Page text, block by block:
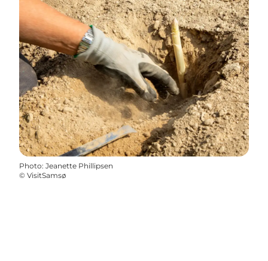
Photo: Jeanette Phillipsen
© VisitSamsø